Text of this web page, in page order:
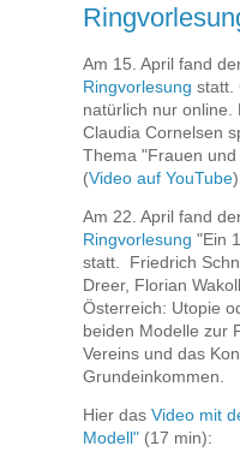
Am 15. April fand
Ringvorlesung statt.
natürlich nur online.
Claudia Cornelsen
Thema "Frauen
(Video auf YouTube)
Am 22. April fand
Ringvorlesung "Ein
statt. Friedrich
Dreer, Florian
Österreich: Utopie
beiden Modelle zur
Vereins und das
Grundeinkommen.
Hier das Video mit
Modell" (17 min):